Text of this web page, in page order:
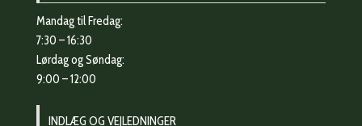
Mandag til Fredag:
7:30 – 16:30
Lørdag og Søndag:
9:00 – 12:00
INDLÆG OG VEJLEDNINGER